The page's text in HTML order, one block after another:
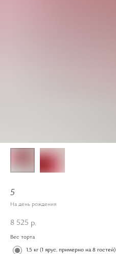
5
На день рождения
8 525 р.
Вес торта
1,5 кг (1 ярус, примерно на 8 гостей)